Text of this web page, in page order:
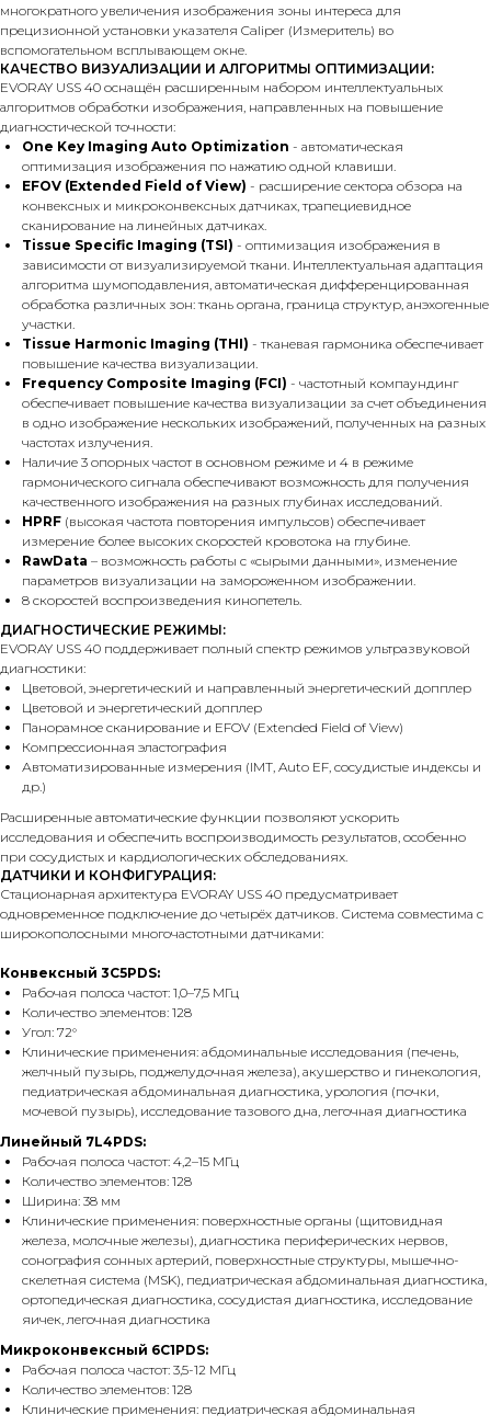
многократного увеличения изображения зоны интереса для
прецизионной установки указателя Caliper (Измеритель) во
вспомогательном всплывающем окне.
КАЧЕСТВО ВИЗУАЛИЗАЦИИ И АЛГОРИТМЫ ОПТИМИЗАЦИИ:
EVORAY USS 40 оснащён расширенным набором интеллектуальных
алгоритмов обработки изображения, направленных на повышение
диагностической точности:
One Key Imaging Auto Optimization - автоматическая
оптимизация изображения по нажатию одной клавиши.
EFOV (Extended Field of View) - расширение сектора обзора на
конвексных и микроконвексных датчиках, трапециевидное
сканирование на линейных датчиках.
Tissue Specific Imaging (TSI) - оптимизация изображения в
зависимости от визуализируемой ткани. Интеллектуальная адаптация
алгоритма шумоподавления, автоматическая дифференцированная
обработка различных зон: ткань органа, граница структур, анэхогенные
участки.
Tissue Harmonic Imaging (THI) - тканевая гармоника обеспечивает
повышение качества визуализации.
Frequency Composite Imaging (FCI) - частотный компаундинг
обеспечивает повышение качества визуализации за счет объединения
в одно изображение нескольких изображений, полученных на разных
частотах излучения.
Наличие 3 опорных частот в основном режиме и 4 в режиме
гармонического сигнала обеспечивают возможность для получения
качественного изображения на разных глубинах исследований.
HPRF (высокая частота повторения импульсов) обеспечивает
измерение более высоких скоростей кровотока на глубине.
RawData – возможность работы с «сырыми данными», изменение
параметров визуализации на замороженном изображении.
8 скоростей воспроизведения кинопетель.
ДИАГНОСТИЧЕСКИЕ РЕЖИМЫ:
EVORAY USS 40 поддерживает полный спектр режимов ультразвуковой
диагностики:
Цветовой, энергетический и направленный энергетический допплер
Цветовой и энергетический допплер
Панорамное сканирование и EFOV (Extended Field of View)
Компрессионная эластография
Автоматизированные измерения (IMT, Auto EF, сосудистые индексы и
др.)
Расширенные автоматические функции позволяют ускорить
исследования и обеспечить воспроизводимость результатов, особенно
при сосудистых и кардиологических обследованиях.
ДАТЧИКИ И КОНФИГУРАЦИЯ:
Стационарная архитектура EVORAY USS 40 предусматривает
одновременное подключение до четырёх датчиков. Система совместима с
широкополосными многочастотными датчиками:
Конвексный 3C5PDS:
Рабочая полоса частот: 1,0–7,5 МГц
Количество элементов: 128
Угол: 72°
Клинические применения: абдоминальные исследования (печень,
желчный пузырь, поджелудочная железа), акушерство и гинекология,
педиатрическая абдоминальная диагностика, урология (почки,
мочевой пузырь), исследование тазового дна, легочная диагностика
Линейный 7L4PDS:
Рабочая полоса частот: 4,2–15 МГц
Количество элементов: 128
Ширина: 38 мм
Клинические применения: поверхностные органы (щитовидная
железа, молочные железы), диагностика периферических нервов,
сонография сонных артерий, поверхностные структуры, мышечно-
скелетная система (MSK), педиатрическая абдоминальная диагностика,
ортопедическая диагностика, сосудистая диагностика, исследование
яичек, легочная диагностика
Микроконвексный 6C1PDS:
Рабочая полоса частот: 3,5-12 МГц
Количество элементов: 128
Клинические применения: педиатрическая абдоминальная